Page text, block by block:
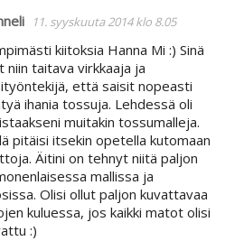
11. syyskuuta 2014 klo 8.05
kiitoksia Hanna Mi :) Sinä
niin taitava virkkaaja ja
että saisit nopeasti
ihania tossuja. Lehdessä oli
muitakin tossumalleja.
pitäisi itsekin opetella kutomaan
Äitini on tehnyt niitä paljon
mallissa ja
Olisi ollut paljon kuvattavaa
kuluessa, jos kaikki matot olisi
:)